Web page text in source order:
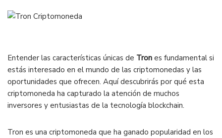
Entender las características únicas de Tron es fundamental si
estás interesado en el mundo de las criptomonedas y las
oportunidades que ofrecen. Aquí descubrirás por qué esta
criptomoneda ha capturado la atención de muchos
inversores y entusiastas de la tecnología blockchain.
Tron es una criptomoneda que ha ganado popularidad en los